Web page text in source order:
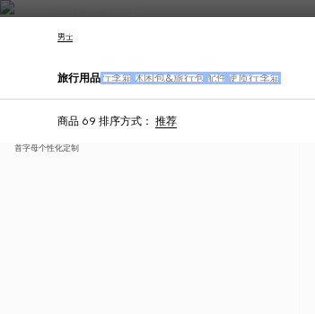
男士
旅行用品 行李箱 休闲包&旅行包 配件 硬质行李箱
商品 69 排序方式： 推荐
首字母个性化定制